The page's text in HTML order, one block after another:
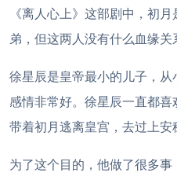
《离人心上》这部剧中，初
弟，但这两人没有什么血缘关
徐星辰是皇帝最小的儿子，
感情非常好。徐星辰一直都
带着初月逃离皇宫，去过上安
为了这个目的，他做了很多